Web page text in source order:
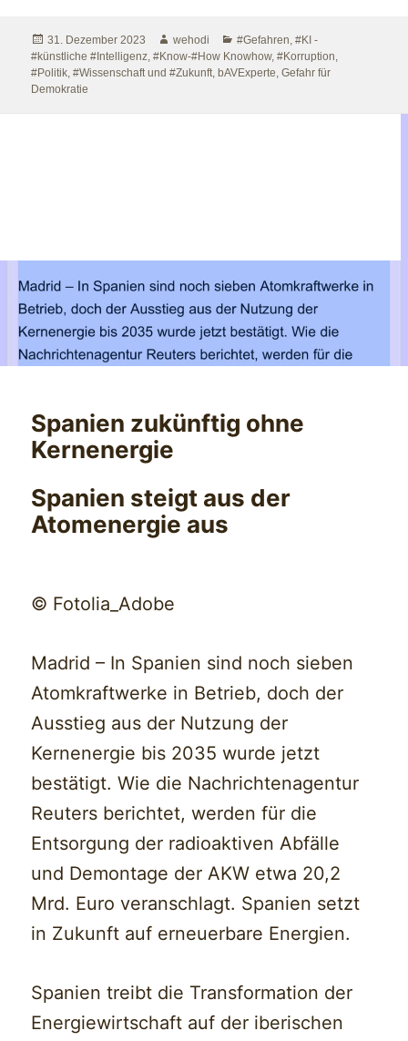
Veröffentlicht
am
31. Dezember 2023 Autor
wehodi Kategorien
#Gefahren,#KI -
#künstliche #Intelligenz,#Know-#How Knowhow,#Korruption,
#Politik,#Wissenschaft und #Zukunft, bAVExperte,Gefahr für
Demokratie
Spanien zukünftig ohne
Kernenergie
Spanien steigt aus der
Atomenergie aus
© Fotolia_Adobe
Madrid – In Spanien sind noch sieben
Atomkraftwerke in Betrieb, doch der
Ausstieg aus der Nutzung der
Kernenergie bis 2035 wurde jetzt
bestätigt. Wie die Nachrichtenagentur
Reuters berichtet, werden für die
Entsorgung der radioaktiven Abfälle
und Demontage der AKW etwa 20,2
Mrd. Euro veranschlagt. Spanien setzt
in Zukunft auf erneuerbare Energien.
Spanien treibt die Transformation der
Energiewirtschaft auf der iberischen